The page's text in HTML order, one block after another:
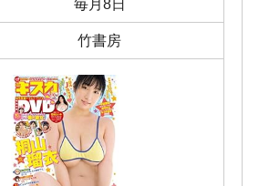
毎月8日
竹書房